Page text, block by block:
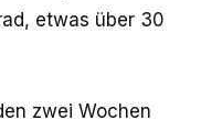
etwas über 30
zwei Wochen